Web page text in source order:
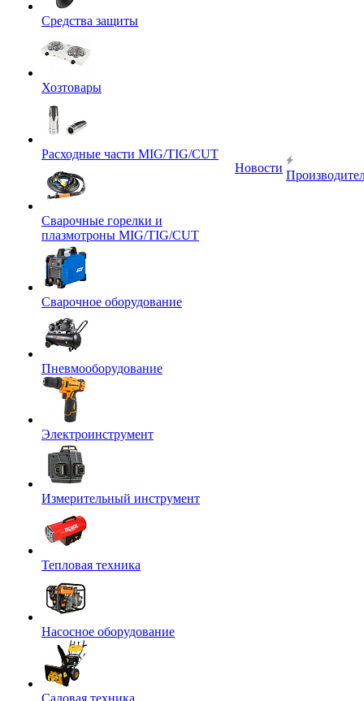
Средства защиты
Хозтовары
Расходные части MIG/TIG/CUT
Сварочные горелки и
плазмотроны MIG/TIG/CUT
Сварочное оборудование
Пневмооборудование
Электроинструмент
Измерительный инструмент
Тепловая техника
Насосное оборудование
Садовая техника
Новости